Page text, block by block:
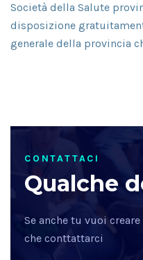
Società della Salute
disposizione
generale della provincia
CONTATTACI
Qualche
Se anche tu vuoi
che conttattarci